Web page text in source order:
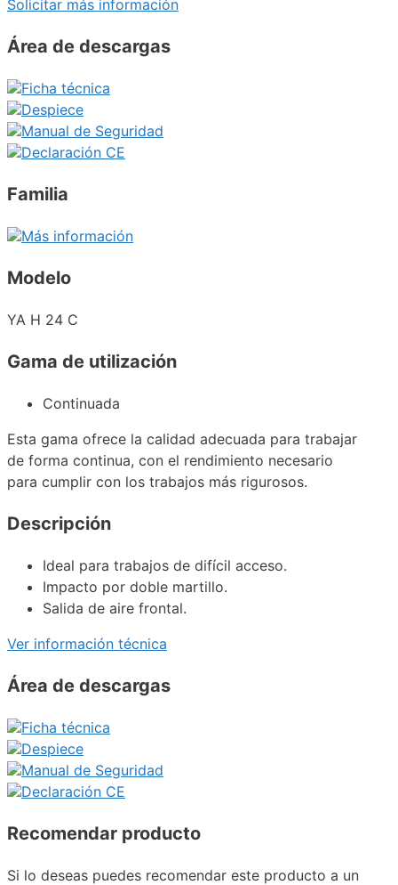
Solicitar más información
Área de descargas
Ficha técnica
Despiece
Manual de Seguridad
Declaración CE
Familia
Más información
Modelo
YA H 24 C
Gama de utilización
Continuada
Esta gama ofrece la calidad adecuada para trabajar
de forma continua, con el rendimiento necesario
para cumplir con los trabajos más rigurosos.
Descripción
Ideal para trabajos de difícil acceso.
Impacto por doble martillo.
Salida de aire frontal.
Ver información técnica
Área de descargas
Ficha técnica
Despiece
Manual de Seguridad
Declaración CE
Recomendar producto
Si lo deseas puedes recomendar este producto a un